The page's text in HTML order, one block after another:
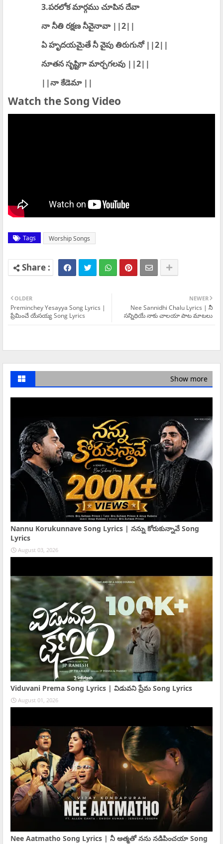
3.పరలోక మార్గము చూపిన దేవా
నా నీతి రక్షణ నీవైనావా ||2||
ఏ హృదయమైతే నీ వైపు తిరుగునో ||2||
నూతన సృష్టిగా మార్చగలవు ||2||
||నా కేడెమా ||
Watch the Song Video
Tags Worship Songs
NEWER
Nee Sannidhi Chalu Lyrics | నీ
సన్నిధియే నాకు చాలయా పాట మాటలు
OLDER
Preminchey Yesayya Song Lyrics |
ప్రేమించే యేసయ్య Song Lyrics
Show more
Nannu Korukunnave Song Lyrics | నన్ను కోరుకున్నావే Song
Lyrics
August 03, 2026
Viduvani Prema Song Lyrics | విడువని ప్రేమ Song Lyrics
August 01, 2026
Nee Aatmatho Song Lyrics | నీ ఆత్మతో నను నడిపించయా Song